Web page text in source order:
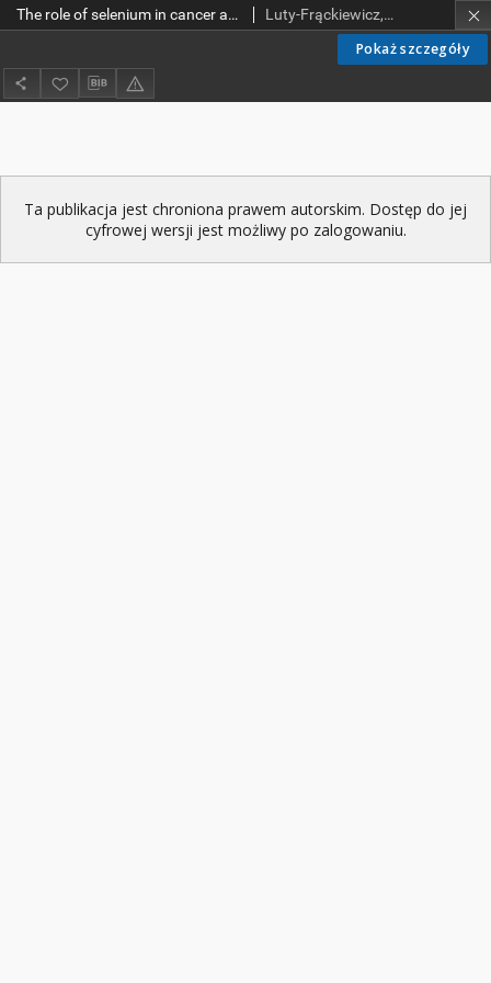
Pokaż szczegóły
The role of selenium in cancer and viral infection prevention Luty-Frąckiewicz, Anna
Ta publikacja jest chroniona prawem autorskim. Dostęp do jej
cyfrowej wersji jest możliwy po zalogowaniu.